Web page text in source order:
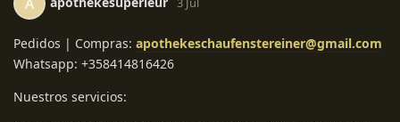
Pedidos | Compras: apothekeschaufenstereiner@gmail.com
Whatsapp: +358414816426
Nuestros servicios: